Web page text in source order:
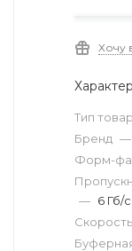
Хочу
Тип
Бренд —
Форм-
— 6 Гб/с